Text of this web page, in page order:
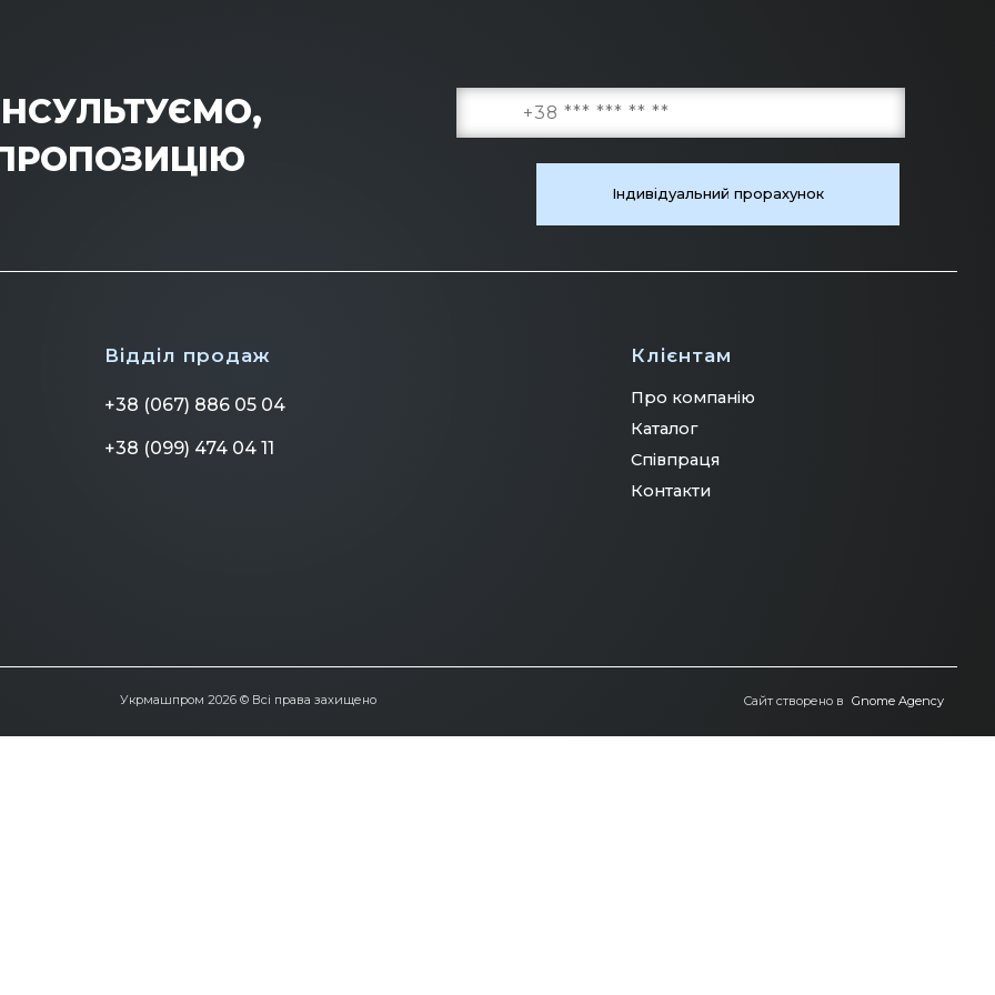
Відділ продаж
+38 (067) 886 05 04
+38 (099) 474 04 11
Клієнтам
Клієнтам
Про компанію
Каталог
Співпраця
Контакти
Укрмашпром 2026 © Всі права захищено Сайт створено в Gnome Agency